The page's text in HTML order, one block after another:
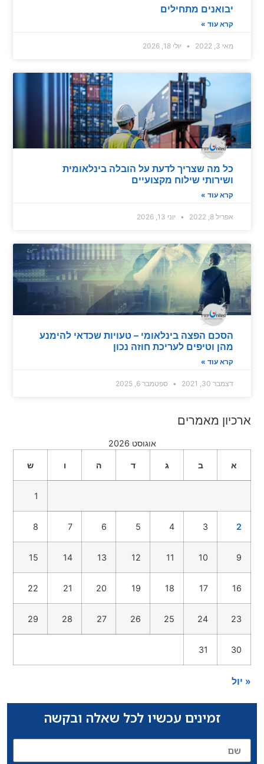
מתחילים
יולי 18, 2026
מה שצריך לדעת על הובלה בינלאומית
שילוח מקצועיים
יוני 13, 2026
הפצה בינלאומי – טעויות שכדאי להימנע
וטיפים לעריכת חוזה נכון
ספטמבר 6, 2025
מאמרים
ב ג ד ה ו ש
3
4
5
6
7
8
10
11
12
13
14
15
17
18
19
20
21
22
24
25
26
27
28
29
31
זמינים עכשיו לכל שאלה ובקשה